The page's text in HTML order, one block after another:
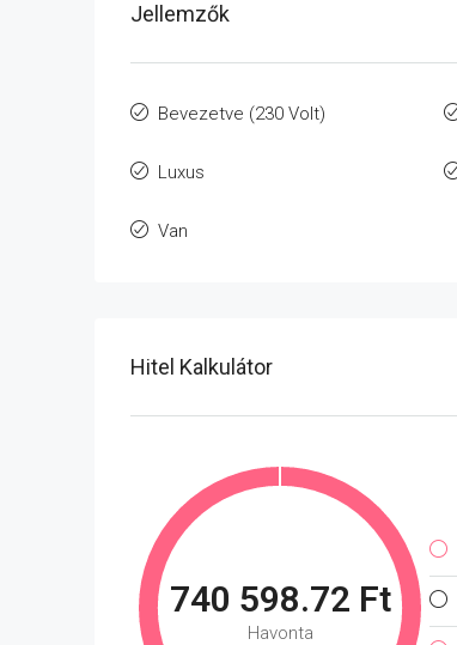
Jellemzők
Bevezetve (230 Volt)
Luxus
Van
Hitel Kalkulátor
740 598.72 Ft
Havonta